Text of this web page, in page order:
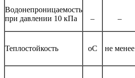
Водонепроницаемость
при давлении 10 кПа
– –
Теплостойкость оС не менее